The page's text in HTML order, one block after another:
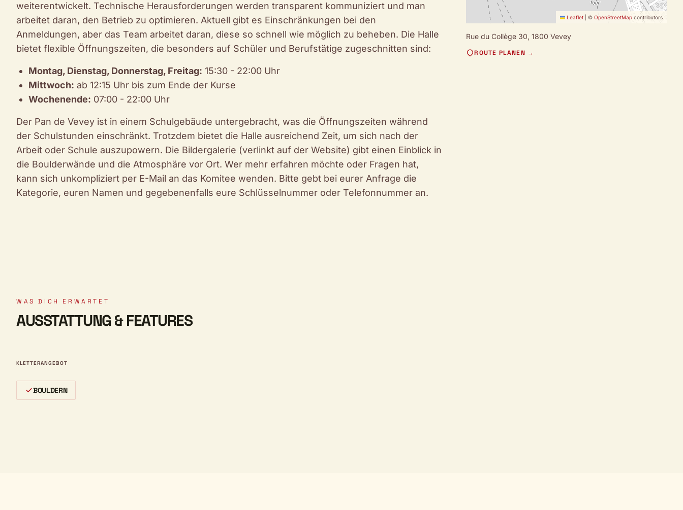
weiterentwickelt. Technische Herausforderungen werden transparent kommuniziert und man
arbeitet daran, den Betrieb zu optimieren. Aktuell gibt es Einschränkungen bei den
Anmeldungen, aber das Team arbeitet daran, diese so schnell wie möglich zu beheben. Die Halle
bietet flexible Öffnungszeiten, die besonders auf Schüler und Berufstätige zugeschnitten sind:
Montag, Dienstag, Donnerstag, Freitag: 15:30 - 22:00 Uhr
Mittwoch: ab 12:15 Uhr bis zum Ende der Kurse
Wochenende: 07:00 - 22:00 Uhr
Der Pan de Vevey ist in einem Schulgebäude untergebracht, was die Öffnungszeiten während
der Schulstunden einschränkt. Trotzdem bietet die Halle ausreichend Zeit, um sich nach der
Arbeit oder Schule auszupowern. Die Bildergalerie (verlinkt auf der Website) gibt einen Einblick in
die Boulderwände und die Atmosphäre vor Ort. Wer mehr erfahren möchte oder Fragen hat,
kann sich unkompliziert per E-Mail an das Komitee wenden. Bitte gebt bei eurer Anfrage die
Kategorie, euren Namen und gegebenenfalls eure Schlüsselnummer oder Telefonnummer an.
Leaflet © OpenStreetMapcontributors
Rue du Collège 30,1800 Vevey
ROUTE PLANEN →
WAS DICH ERWARTET
AUSSTATTUNG & FEATURES
KLETTERANGEBOT
BOULDERN